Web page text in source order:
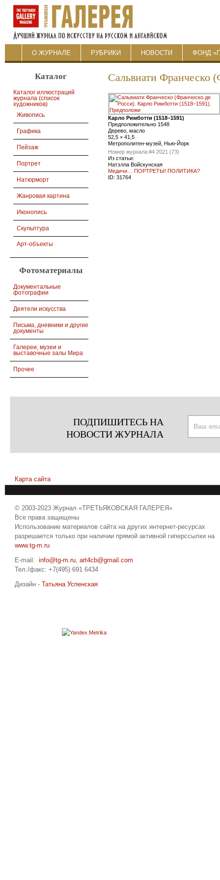
О ЖУРНАЛЕ РУБРИКИ НОВОСТИ ФОНД
Каталог
Каталог иллюстраций
журнала (список
художников)
Живопись
Графика
Пейзаж
Портрет
Натюрморт
Жанровая картина
Иконопись
Скульптура
Арт-объекты
Фотоматериалы
Документальные
фотографии
Деятели искусства
Письма, дневники и другие
документы
Галереи, музеи и
выставочные залы Мира
Прочее
Сальвиати Франческо
Карло Римботти (1518–1591)
Предположительно 1548
Дерево, масло
52,5 × 41,5
Метрополитен-музей, Нью-Йорк
Номер журнала:#4 2021 (73)
Из статьи:
Натэлла Войскунская
Медичи… ПОРТРЕТЫ! ПОЛИТИКА?
ID: 31764
ПОДПИШИТЕСЬ НА
НОВОСТИ ЖУРНАЛА
Карта сайта
© 2003-2023 Журнал «ТРЕТЬЯКОВСКАЯ ГАЛЕРЕЯ»
Все права защищены
Использование материалов сайта на других интернет-ресурсах
разрешается только при наличии прямой активной гиперссылки на
www.tg-m.ru
E-mail: info@tg-m.ru, art4cb@gmail.com
Тел./факс: +7(495) 691 6434
Дизайн - Татьяна Успенская